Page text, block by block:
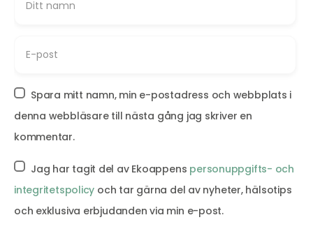
Spara mitt namn, min e-postadress och webbplats i
denna webbläsare till nästa gång jag skriver en
kommentar.
Jag har tagit del av Ekoappens personuppgifts- och
integritetspolicy och tar gärna del av nyheter, hälsotips
och exklusiva erbjudanden via min e-post.